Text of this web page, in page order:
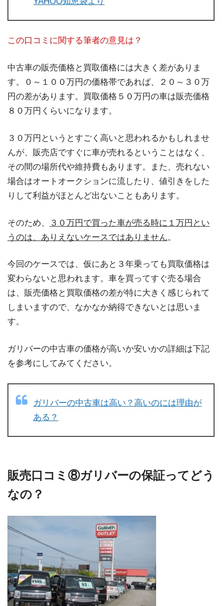
この口コミに関する筆者の意見は？
中古車の販売価格と買取価格には大きく差がありま
す。０～１００万円の価格帯であれば、２０～３０万
円の差があります。買取価格５０万円の車は販売価格
８０万円くらいになります。
３０万円というとすごく高いと思われるかもしれませ
んが、販売店ですぐに車が売れるということはなく、
その間の場所代や維持費もあります。また、売れない
場合はオートオークションに流したり、値引きをした
りして利益がほとんど出ないこともあります。
そのため、
３０万円で買った車が売る時に１万円とい
うのは、ありえないケースではありません。
今回のケースでは、仮にあと３年乗っても買取価格は
変わらないと思われます。車を買ってすぐ売る場合
は、販売価格と買取価格の差が特に大きく感じられて
しまいますので、なかなか納得できないとは思いま
す。
ガリバーの中古車の価格が高いか安いかの詳細は下記
を参考にしてみてください。
ガリバーの中古車は高い？高いのには理由が
ある？
販売口コミ⑧ガリバーの保証ってどう
なの？